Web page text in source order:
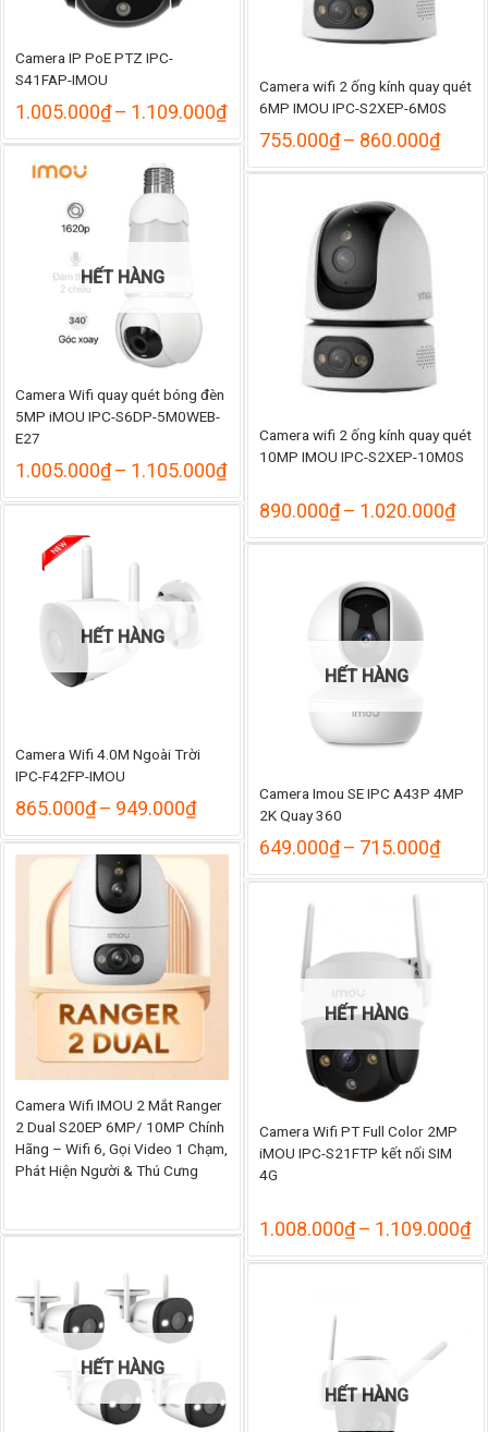
Camera IP PoE PTZ IPC-
S41FAP-IMOU
1.005.000₫– 1.109.000₫Khoảng
từ
1.005.000₫
Camera wifi 2 ống kính quay quét
6MP IMOU IPC-S2XEP-6M0S
755.000₫– 860.000₫
từ
HẾT HÀNG
Camera Wifi quay quét bóng đèn
5MP iMOU IPC-S6DP-5M0WEB-
E27
1.005.000₫– 1.105.000₫Khoảng
từ
đến
Camera wifi 2 ống kính quay quét
10MP IMOU IPC-S2XEP-10M0S
890.000₫– 1.020.000₫
từ
HẾT HÀNG
Camera Wifi 4.0M Ngoài Trời
IPC-F42FP-IMOU
865.000₫– 949.000₫Khoảng
từ
865.000₫
949.000₫
HẾT HÀNG
Camera Imou SE IPC A43P 4MP
2K Quay 360
649.000₫– 715.000₫
từ
Camera Wifi IMOU 2 Mắt Ranger
2 Dual S20EP 6MP/ 10MP Chính
Hãng – Wifi 6, Gọi Video 1 Chạm,
Phát Hiện Người & Thú Cưng
HẾT HÀNG
Camera Wifi PT Full Color 2MP
iMOU IPC-S21FTP kết nối SIM
4G
1.008.000₫– 1.109.000₫
từ
HẾT HÀNG
HẾT HÀNG